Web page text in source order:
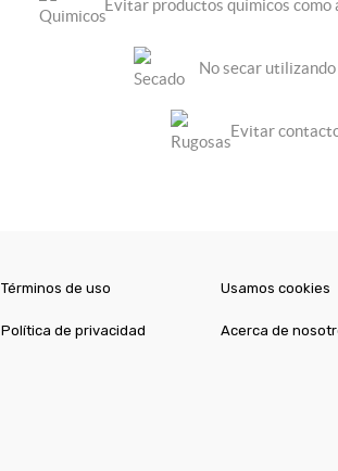
Evitar productos químicos
No secar
Evitar
Términos de uso
Política de privacidad
Usamos cookies
Acerca de